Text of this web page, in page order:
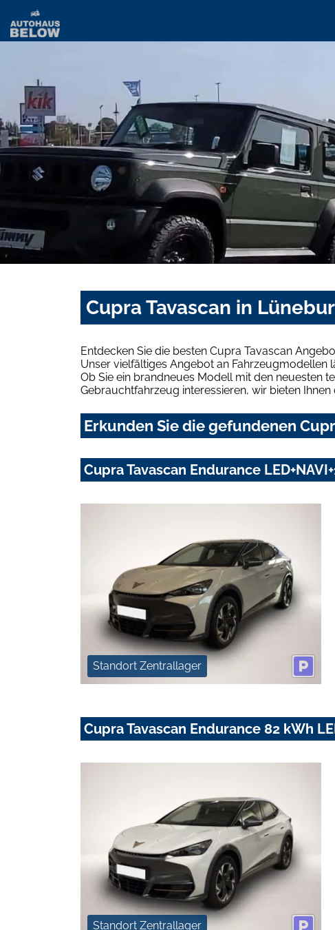
Cupra Tavascan in
Entdecken Sie die besten Cupra Tavascan
Unser vielfältiges Angebot an Fahrzeugmodellen
Ob Sie ein brandneues Modell mit den neuesten
Gebrauchtfahrzeug interessieren, wir bieten Ihnen
Erkunden Sie die gefundenen
Cupra Tavascan Endurance
Standort Zentrallager
Cupra Tavascan Endurance 82 kWh
Standort Zentrallager